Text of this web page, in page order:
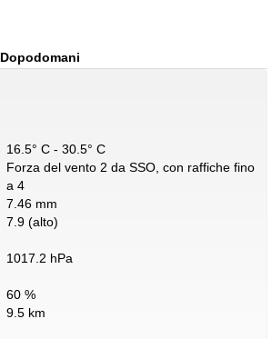
Dopodomani
16.5° C - 30.5° C
Forza del vento 2 da SSO, con raffiche fino
a 4
7.46 mm
7.9 (alto)
1017.2 hPa
60 %
9.5 km